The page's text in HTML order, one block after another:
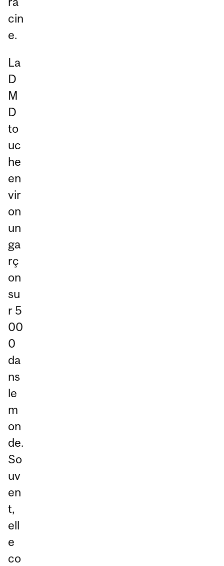
cin
e.
La
D
M
D
to
uc
he
en
vir
on
un
ga
rç
on
su
r 5
00
0
da
ns
le
m
on
de.
So
uv
en
t,
ell
e
co